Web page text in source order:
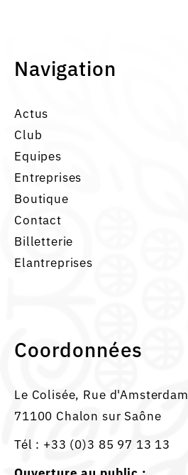
Navigation
Actus
Club
Equipes
Entreprises
Boutique
Contact
Billetterie
Elantreprises
Coordonnées
Le Colisée, Rue d'Amsterdam
71100 Chalon sur Saône
Tél : +33 (0)3 85 97 13 13